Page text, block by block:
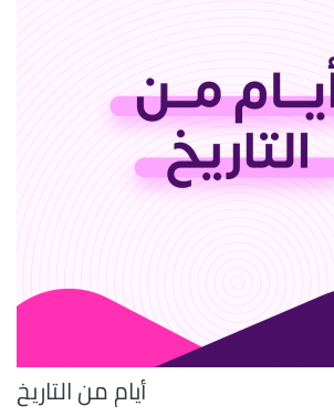
أيام من التاريخ